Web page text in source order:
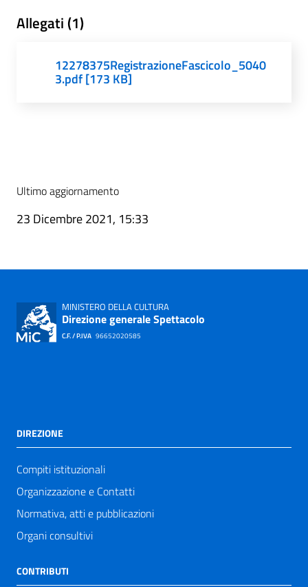
Allegati (1)
12278375RegistrazioneFascicolo_5040
3.pdf [173 KB]
Ultimo aggiornamento
23 Dicembre 2021, 15:33
MINISTERO DELLA CULTURA
Direzione generale Spettacolo
C.F. / P.IVA 96652020585
DIREZIONE
Compiti istituzionali
Organizzazione e Contatti
Normativa, atti e pubblicazioni
Organi consultivi
CONTRIBUTI